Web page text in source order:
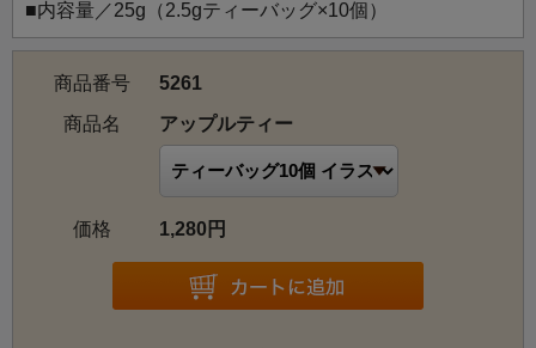
■内容量／25g（2.5gティーバッグ×10個）
商品番号
5261
商品名
アップルティー
価格 1,280円